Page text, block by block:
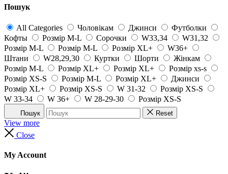
Пошук
All Categories Чоловікам Джинси
Футболки
Кофты
Розмір M-L Сорочки W33,34
W31,32
Розмір M-L
Розмір M-L Розмір XL+
W36+
Штани
W28,29,30 Куртки Шорти
Жінкам
Розмір M-L
Розмір XL+ Розмір XL+
Розмір xs-s
Розмір XS-S
Розмір M-L Розмір XL+
Джинси
Розмір XL+
Розмір XS-S W 31-32
Розмір XS-S
W 33-34
W 36+ W 28-29-30 Розмір XS-S
Пошук Reset
View more
Close
My Account